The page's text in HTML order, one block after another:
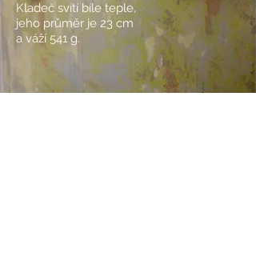
Kladeč svítí bíle teple,
jeho průměr je 23 cm
a váží 541 g.